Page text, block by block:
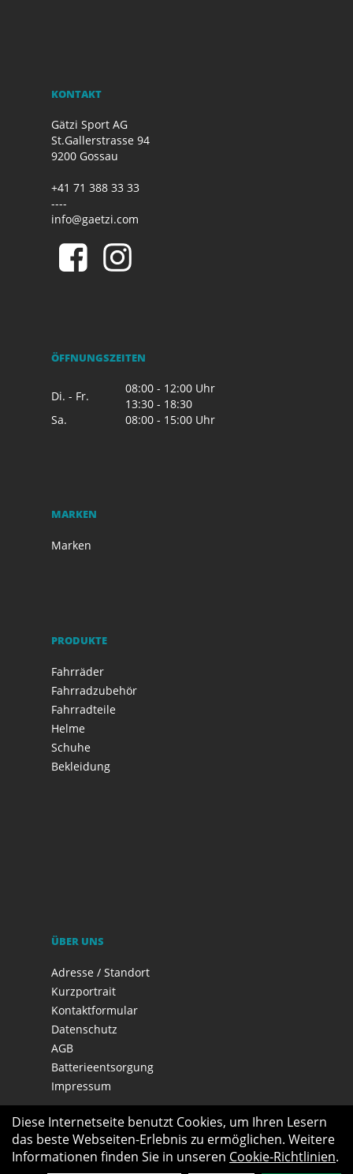
KONTAKT
Gätzi Sport AG
St.Gallerstrasse 94
9200 Gossau
+41 71 388 33 33
----
info@gaetzi.com
ÖFFNUNGSZEITEN
Di. - Fr.
08:00 - 12:00 Uhr
13:30 - 18:30
Sa.
08:00 - 15:00 Uhr
MARKEN
Marken
PRODUKTE
Fahrräder
Fahrradzubehör
Fahrradteile
Helme
Schuhe
Bekleidung
ÜBER UNS
Adresse / Standort
Kurzportrait
Kontaktformular
Datenschutz
AGB
Batterieentsorgung
Impressum
Diese Internetseite benutzt Cookies, um Ihren Lesern
das beste Webseiten-Erlebnis zu ermöglichen. Weitere
Informationen finden Sie in unseren Cookie-Richtlinien.